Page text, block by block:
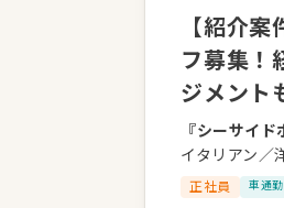
【紹介
フ募集！
ジメント
『シーサイド
イタリアン／
正社員 車通